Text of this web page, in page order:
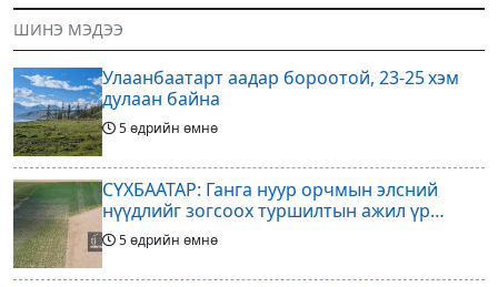
гал Морин жилийн Зуны адаг
хөхөгчин хонь сарын шинийн
19, Адъяа /Асралт/
оруулагчдад худалдах
шийдвэрлэснээ ФИФА-гийн
ерөнхийлөгч Жанни
ШИНЭ МЭДЭЭ
Улаанбаатарт аадар бороотой, 23-25 хэм
дулаан байна
5 өдрийн өмнө
СҮХБААТАР: Ганга нуур орчмын элсний
нүүдлийг зогсоох туршилтын ажил үр
дүнгээ өгч эхэлжээ
5 өдрийн өмнө